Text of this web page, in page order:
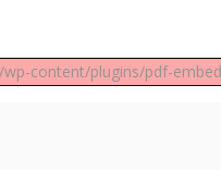
content/plugins/pdf-